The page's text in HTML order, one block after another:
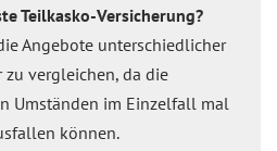
Teilkasko-Versicherung?
Angebote unterschiedlicher
zu vergleichen, da die
Umständen im Einzelfall mal
können.